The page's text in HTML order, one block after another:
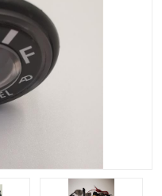
浮球阀
转速表